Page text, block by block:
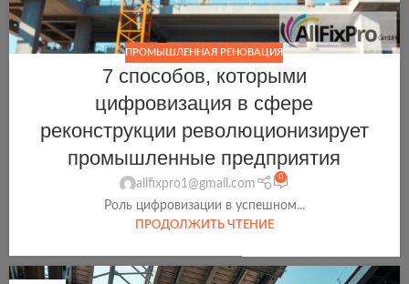
ПРОМЫШЛЕННАЯ РЕНОВАЦИЯ
7 способов, которыми
цифровизация в сфере
реконструкции революционизирует
промышленные предприятия
allfixpro1@gmail.com
0
Роль цифровизации в успешном...
ПРОДОЛЖИТЬ ЧТЕНИЕ